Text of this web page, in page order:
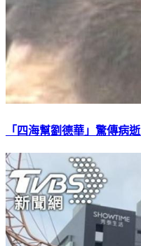
「四海幫劉德華」驚傳病